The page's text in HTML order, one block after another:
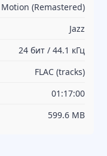
(Remastered)
Jazz
24 бит / 44.1 кГц
FLAC (tracks)
01:17:00
599.6 MB